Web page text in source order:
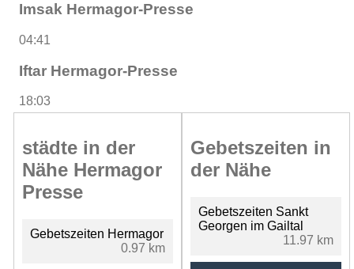
Imsak Hermagor-Presse
04:41
Iftar Hermagor-Presse
18:03
städte in der
Nähe Hermagor
Presse
Gebetszeiten Hermagor
0.97 km
Gebetszeiten in
der Nähe
Gebetszeiten Sankt
Georgen im Gailtal
11.97 km